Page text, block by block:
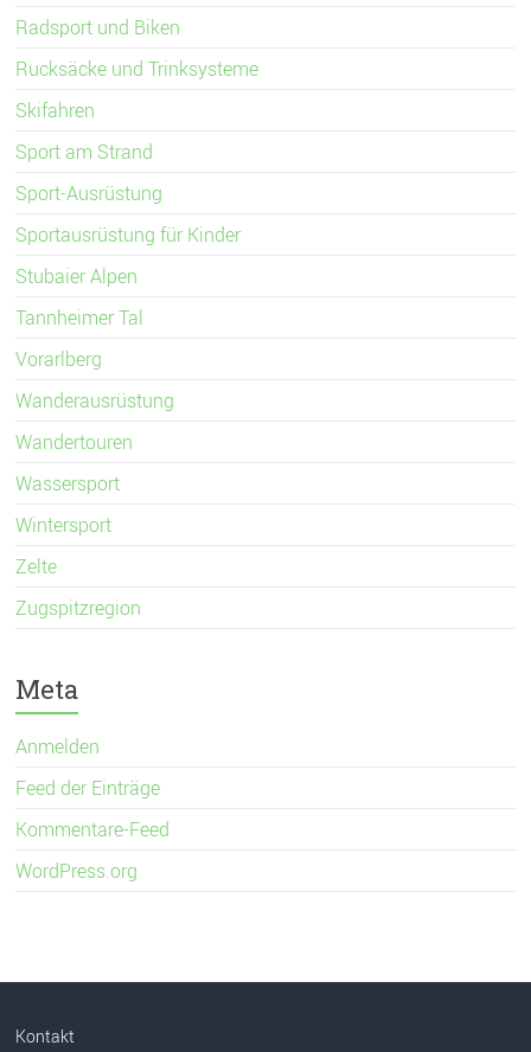
Radsport und Biken
Rucksäcke und Trinksysteme
Skifahren
Sport am Strand
Sport-Ausrüstung
Sportausrüstung für Kinder
Stubaier Alpen
Tannheimer Tal
Vorarlberg
Wanderausrüstung
Wandertouren
Wassersport
Wintersport
Zelte
Zugspitzregion
Meta
Anmelden
Feed der Einträge
Kommentare-Feed
WordPress.org
Kontakt